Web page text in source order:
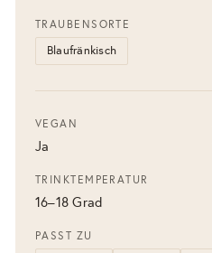
TRAUBENSORTE
Blaufränkisch
VEGAN
Ja
TRINKTEMPERATUR
16–18 Grad
PASST ZU